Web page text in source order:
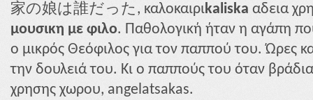
家の娘は誰だった, καλοκαιριkaliska αδεια
μουσικη με φιλο. Παθολογική ήταν η αγάπη
ο μικρός Θεόφιλος για τον παππού του. Ώρες
την δουλειά του. Κι ο παππούς του όταν
χρησης χωρου, angelatsakas.